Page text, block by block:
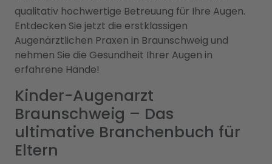
qualitativ hochwertige Betreuung für Ihre Augen.
Entdecken Sie jetzt die erstklassigen
Augenärztlichen Praxen in Braunschweig und
nehmen Sie die Gesundheit Ihrer Augen in
erfahrene Hände!
Kinder-Augenarzt
Braunschweig – Das
ultimative Branchenbuch für
Eltern